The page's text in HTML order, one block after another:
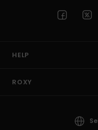
HELP
ROXY